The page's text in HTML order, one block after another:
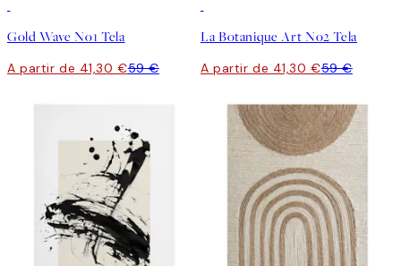
Gold Wave No1 Tela
A partir de 41,30 €59 €
La Botanique Art No2 Tela
A partir de 41,30 €59 €